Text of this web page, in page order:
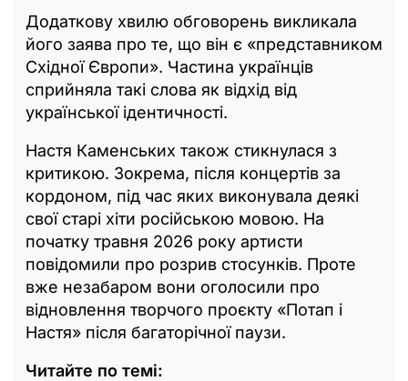
Додаткову хвилю обговорень викликала
його заява про те, що він є «представником
Східної Європи». Частина українців
сприйняла такі слова як відхід від
української ідентичності.
Настя Каменських також стикнулася з
критикою. Зокрема, після концертів за
кордоном, під час яких виконувала деякі
свої старі хіти російською мовою. На
початку травня 2026 року артисти
повідомили про розрив стосунків. Проте
вже незабаром вони оголосили про
відновлення творчого проєкту «Потап і
Настя» після багаторічної паузи.
Читайте по темі: